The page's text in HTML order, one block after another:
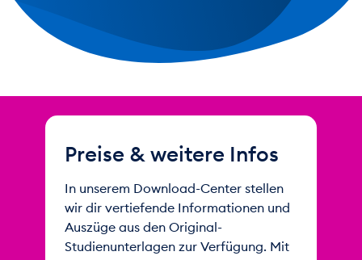
Preise & weitere Infos
In unserem Download-Center stellen
wir dir vertiefende Informationen und
Auszüge aus den Original-
Studienunterlagen zur Verfügung. Mit